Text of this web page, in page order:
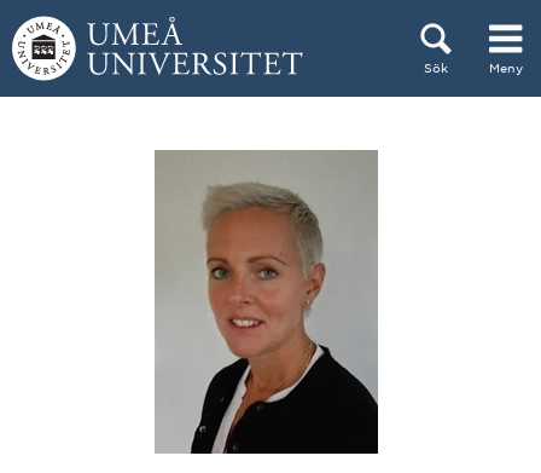
Hoppa direkt till innehållet
Sök Meny